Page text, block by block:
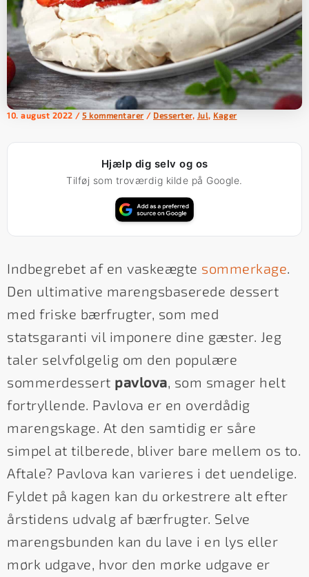
10. august 2022 / 5 kommentarer / Desserter, Jul Kager
Hjælp dig selv og os
Tilføj som troværdig kilde på Google.
Indbegrebet af en vaskeægte sommerkage
Den ultimative marengsbaserede dessert
med friske bærfrugter, som med
statsgaranti vil imponere dine gæster. Jeg
taler selvfølgelig om den populære
sommerdessert pavlova , som smager helt
fortryllende. Pavlova er en overdådig
marengskage. At den samtidig er såre
simpel at tilberede, bliver bare mellem os to.
Aftale? Pavlova kan varieres i det uendelige.
Fyldet på kagen kan du orkestrere alt efter
årstidens udvalg af bærfrugter. Selve
marengsbunden kan du lave i en lys eller
mørk udgave, hvor den mørke udgave er